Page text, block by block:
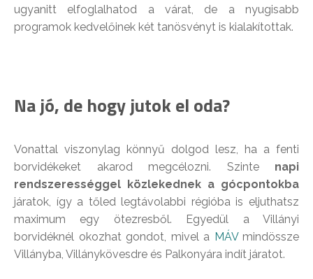
ugyanitt elfoglalhatod a várat, de a nyugisabb
programok kedvelőinek két tanösvényt is kialakítottak.
Na jó, de hogy jutok el oda?
Vonattal viszonylag könnyű dolgod lesz, ha a fenti
borvidékeket akarod megcélozni. Szinte napi
rendszerességgel közlekednek a gócpontokba
járatok, így a tőled legtávolabbi régióba is eljuthatsz
maximum egy ötezresből. Egyedül a Villányi
borvidéknél okozhat gondot, mivel a MÁV mindössze
Villányba, Villánykövesdre és Palkonyára indít járatot.